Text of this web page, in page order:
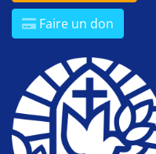
Faire un don